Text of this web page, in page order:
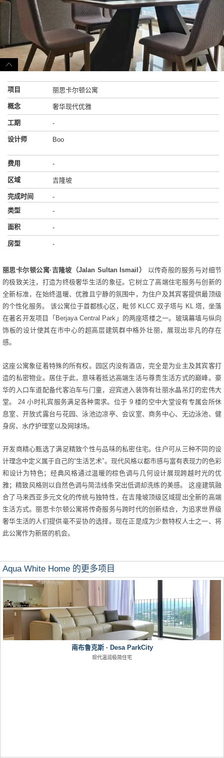
项目 丽思卡尔顿公寓
概念 奢华现代优雅
工期 -
设计师 Boo
费用 -
区域 吉隆坡
完成时间
-
类型
-
面积 -
房型 -
丽思卡尔顿公寓·吉隆坡（Jalan Sultan Ismail）
以传奇般的服务与对细节
的极致关注，打造为终极奢华生活的象征。它树立了高端住宅服务与创新的
全新标准，在始终温暖、优雅且宁静的氛围中，为住户及其宾客提供最顶级
的个性化服务。 该公寓位于首都核心区，毗邻 KLCC 双子塔与 KL 塔，坐落
在著名开发项目「Berjaya Central Park」的两座塔楼之一。玻璃幕墙与纵向
饰板的设计使其在市中心的超高层建筑群中格外壮丽，展现出非凡的存在
感。
这座公寓象征着特殊的所有权。园区内没有酒店，完全是为业主及其宾客打
造的私密物业。居住于此，意味着抵达高端生活与尊贵生活方式的巅峰。豪
华的入口车道配备代客泊车与门童，迎宾进入装饰有壮丽水晶吊灯的宏伟大
堂。 24 小时礼宾服务满足各种需求。位于 9 楼的空中大堂设有专属会所休
息室、开放式露台与花园、泳池边凉亭、会议室、商务中心、无边泳池、健
身房、水疗护理室以及网球场。
开发商精心甄选了满足精致个性与品味的私密住宅。住户可从三种不同的设
计理念中定义属于自己的“生活艺术”。现代风格以都市感与富有表现力的色彩
和设计为特色；经典风格通过温暖的棕色调与几何设计展现跨越时光的优
雅；精致风格则以自然色调与简洁线条突出低调却洗练的美感。 这座建筑融
合了马来西亚多元文化的传统与独特性，在吉隆坡顶级区域提出全新的高端
生活方式。丽思卡尔顿公寓将传奇服务与跨时代的创新结合，为追求世界级
奢华生活的人们提供毫不妥协的选择。现在正是成为少数特权人士之一、将
此公寓作为新居的机会。
Aqua White Home 的更多项目
南布鲁克斯 · Desa ParkCity
现代温润极简住宅